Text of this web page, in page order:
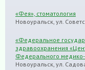
«Фея», стоматология
Новоуральск, ул.
«Федеральное
здравоохранения
Федерального медико-
Новоуральск, ул.